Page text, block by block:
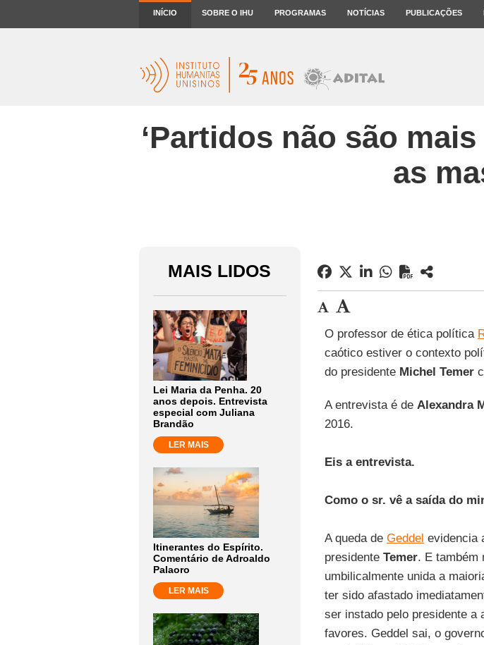
INÍCIO SOBRE O IHU PROGRAMAS NOTÍCIAS PUBLICAÇÕES
‘Partidos não são
as
MAIS LIDOS
Lei Maria da Penha. 20
anos depois. Entrevista
especial com Juliana
Brandão
LER MAIS
Itinerantes do Espírito.
Comentário de Adroaldo
Palaoro
LER MAIS
O professor de ética política
caótico estiver o contexto
do presidente Michel Temer
A entrevista é de Alexandra
2016.
Eis a entrevista.
Como o sr. vê a saída do
A queda de Geddel evidencia
presidente Temer. E também
umbilicalmente unida a
ter sido afastado
ser instado pelo presidente a
favores. Geddel sai, o